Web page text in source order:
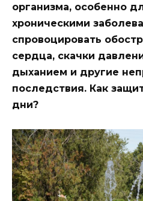
организма, особенно
хроническими
спровоцировать
сердца, скачки
дыханием и другие
последствия. Как
дни?